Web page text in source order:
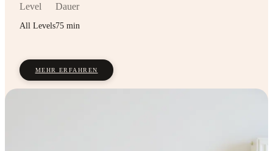
Level
All Levels
Dauer
75 min
MEHR ERFAHREN